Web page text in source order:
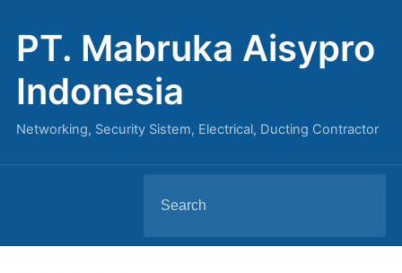
PT. Mabruka Aisypro
Indonesia
Networking, Security Sistem, Electrical, Ducting Contractor
for: